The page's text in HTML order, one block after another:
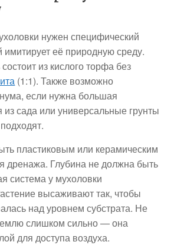
нужен специфический
имитирует её природную среду.
из кислого торфа без
(1:1). Также возможно
если нужна большая
сада или универсальные грунты
пластиковым или керамическим
дренажа. Глубина не должна быть
система у мухоловки
высаживают так, чтобы
над уровнем субстрата. Не
слишком сильно — она
для доступа воздуха.